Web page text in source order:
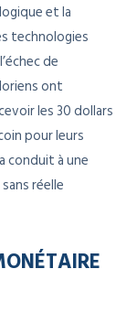
et la
technologies
de
ont
les 30 dollars
pour leurs
conduit à une
réelle